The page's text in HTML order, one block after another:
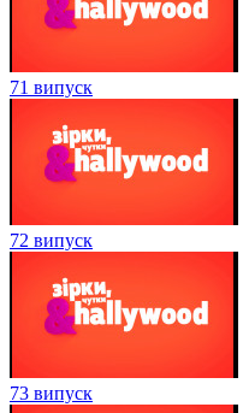
71 випуск
72 випуск
73 випуск